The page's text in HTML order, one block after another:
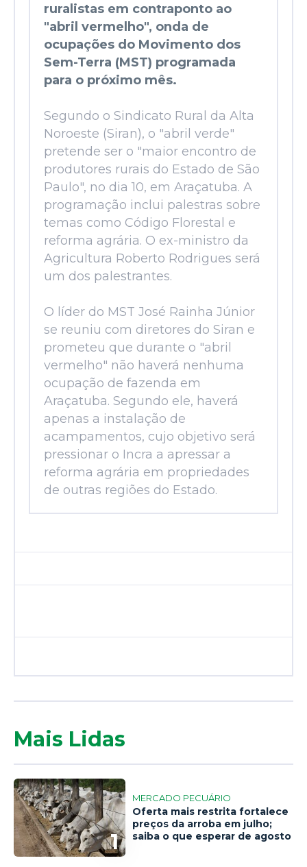
ruralistas em contraponto ao
"abril vermelho", onda de
ocupações do Movimento dos
Sem-Terra (MST) programada
para o próximo mês.
Segundo o Sindicato Rural da Alta
Noroeste (Siran), o "abril verde"
pretende ser o "maior encontro de
produtores rurais do Estado de São
Paulo", no dia 10, em Araçatuba. A
programação inclui palestras sobre
temas como Código Florestal e
reforma agrária. O ex-ministro da
Agricultura Roberto Rodrigues será
um dos palestrantes.
O líder do MST José Rainha Júnior
se reuniu com diretores do Siran e
prometeu que durante o "abril
vermelho" não haverá nenhuma
ocupação de fazenda em
Araçatuba. Segundo ele, haverá
apenas a instalação de
acampamentos, cujo objetivo será
pressionar o Incra a apressar a
reforma agrária em propriedades
de outras regiões do Estado.
Mais Lidas
1
MERCADO PECUÁRIO
Oferta mais restrita fortalece
preços da arroba em julho;
saiba o que esperar de agosto